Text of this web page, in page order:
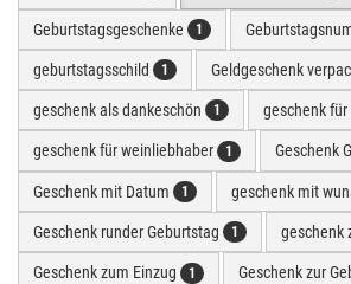
Geburtstagsgeschenke 1
geburtstagsschild 1 Geldgeschenk
geschenk als dankeschön 1 geschenk für
geschenk für weinliebhaber 1 Geschenk
Geschenk mit Datum 1 geschenk mit
Geschenk runder Geburtstag 1 geschenk
Geschenk zum Einzug 1 Geschenk zur